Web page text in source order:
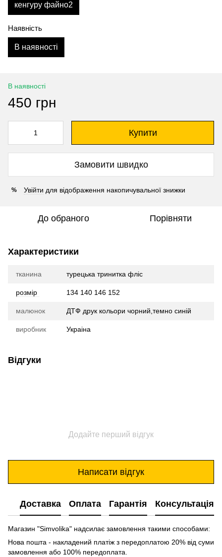
кенгуру файно2
Наявність
В наявності
В наявності
450 грн
Купити
Замовити швидко
% Увійти для відображення накопичувальної знижки
До обраного Порівняти
Характеристики
тканина турецька тринитка фліс
розмір 134 140 146 152
малюнок ДТФ друк кольори чорний,темно синій
виробник Украіна
Відгуки
Додайте перший відгук
Написати відгук
Доставка Оплата Гарантія Консультація
Магазин "Simvolika" надсилає замовлення такими способами:
Нова пошта - накладений платіж з передоплатою 20% від суми
замовлення або 100% передоплата.